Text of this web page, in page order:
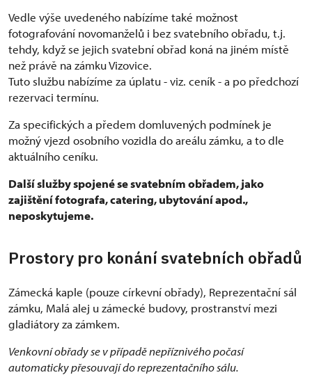
Vedle výše uvedeného nabízíme také možnost
fotografování novomanželů i bez svatebního obřadu, t.j.
tehdy, když se jejich svatební obřad koná na jiném místě
než právě na zámku Vizovice.
Tuto službu nabízíme za úplatu - viz. ceník - a po předchozí
rezervaci termínu.
Za specifických a předem domluvených podmínek je
možný vjezd osobního vozidla do areálu zámku, a to dle
aktuálního ceníku.
Další služby spojené se svatebním obřadem, jako
zajištění fotografa, catering, ubytování apod.,
neposkytujeme.
Prostory pro konání svatebních obřadů
Zámecká kaple (pouze církevní obřady), Reprezentační sál
zámku, Malá alej u zámecké budovy, prostranství mezi
gladiátory za zámkem.
Venkovní obřady se v případě nepříznivého počasí
automaticky přesouvají do reprezentačního sálu.